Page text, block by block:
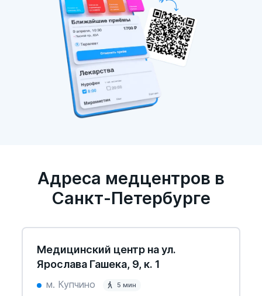
Адреса медцентров в
Санкт-Петербурге
Медицинский центр на ул.
Ярослава Гашека, 9, к. 1
м. Купчино 5 мин